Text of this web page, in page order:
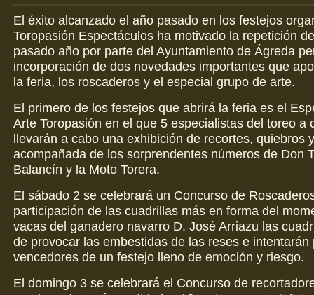
El éxito alcanzado el año pasado en los festejos
Toropasión Espectáculos ha motivado la repetición
pasado año por parte del Ayuntamiento de Ágreda
incorporación de dos novedades importantes que
la feria, los roscaderos y el especial grupo de arte.
El primero de los festejos que abrirá la feria es el
Arte Toropasión en el que 5 especialistas del toreo a
llevarán a cabo una exhibición de recortes, quiebros
acompañada de los sorprendentes números de Don
Balancín y la Moto Torera.
El sábado 2 se celebrará un Concurso de
participación de las cuadrillas más en forma del
vacas del ganadero navarro D. José Arriazu las
de provocar las embestidas de las reses e intentarán
vencedores de un festejo lleno de emoción y riesgo.
El domingo 3 se celebrará el Concurso de